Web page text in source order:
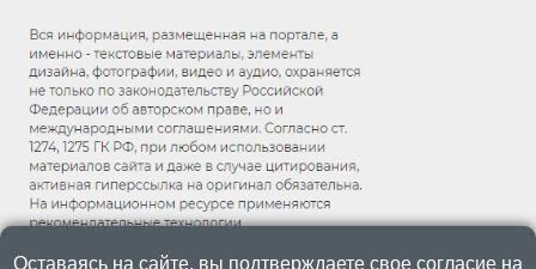
Оставаясь на сайте, вы подтверждаете свое согласие на